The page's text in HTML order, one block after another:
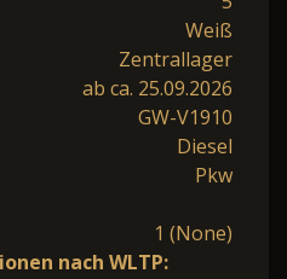
Weiß
Zentrallager
ab ca. 25.09.2026
GW-V1910
Diesel
Pkw
1 (None)
nach WLTP: